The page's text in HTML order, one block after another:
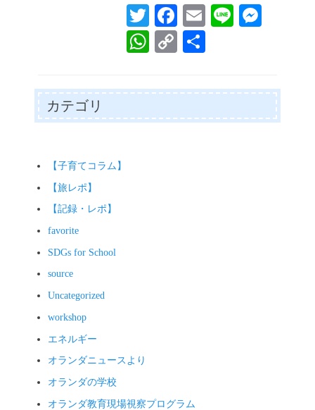
T
wi
tte
r
Fa
ce
bo
ok
E
Li
ng
er
W
ts
C
y
カテゴリ
【子育てコラム】
【旅レポ】
【記録・レポ】
favorite
SDGs for School
source
Uncategorized
workshop
エネルギー
オランダニュースより
オランダの学校
オランダ教育現場視察プログラム